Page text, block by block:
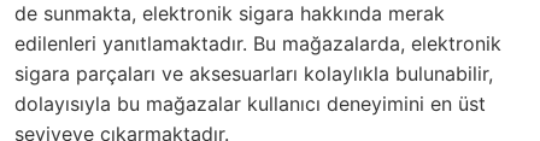
de sunmakta, elektronik sigara hakkında merak
edilenleri yanıtlamaktadır. Bu mağazalarda, elektronik
sigara parçaları ve aksesuarları kolaylıkla bulunabilir,
dolayısıyla bu mağazalar kullanıcı deneyimini en üst
seviyeye çıkarmaktadır.